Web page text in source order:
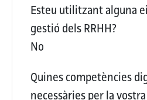
Esteu utilitzant alguna
gestió dels RRHH?
No
Quines competències
necessàries per la